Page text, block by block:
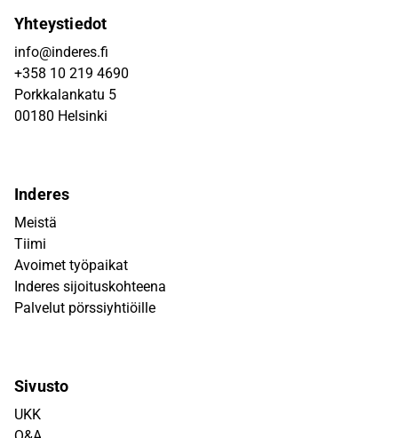
Yhteystiedot
info@inderes.fi
+358 10 219 4690
Porkkalankatu 5
00180 Helsinki
Inderes
Meistä
Tiimi
Avoimet työpaikat
Inderes sijoituskohteena
Palvelut pörssiyhtiöille
Sivusto
UKK